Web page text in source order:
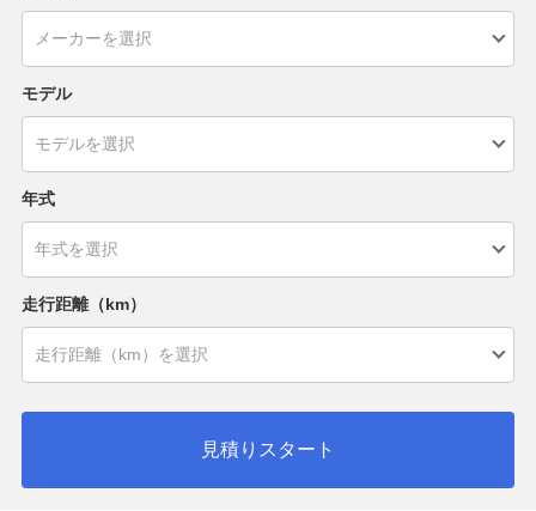
モデル
年式
走行距離（km）
見積りスタート